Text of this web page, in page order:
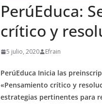
PerúEduca:
crítico y
5 julio, 2020 Efrain
PerúEduca Inicia las
«Pensamiento crítico y
estrategias pertinentes para